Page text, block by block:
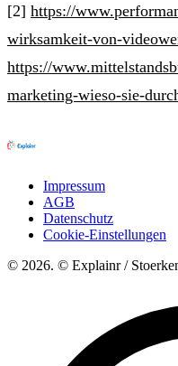
[2] https://
wirksamkeit-von-
https://
marketing-wieso-sie-
Impressum
AGB
Datenschutz
Cookie-Einstellungen
© 2026. © Explainr /